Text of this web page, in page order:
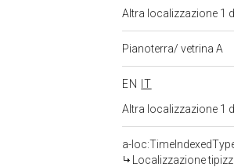
Altra localizzazione 1
Pianoterra/ vetrina A
EN
IT
Altra localizzazione 1
a-
Localizzazione